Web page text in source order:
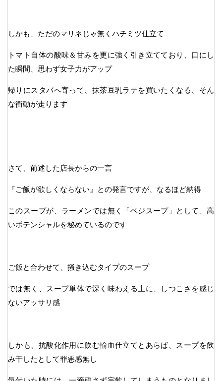
しかも、ただのマリネじゃ無くハチミツ仕立て
トマト自体の酸味＆甘みを更に強く引き立てており、口にし
た瞬間、思わず女子力がアップ
帰りにスタバへ寄って、抹茶豆乳ラテを買いたくなる、そん
な衝動が走ります
さて、前述した店長からの一言
『ご飯が欲しくならない』との発言ですが、なるほど納得
このスープが、ラーメンでは無く「ベジスープ」として、高
いポテンシャルを秘めているのです
ご飯と合わせて、掻き込むタイプのスープ
では無く、スープ単体で深く味わえる上に、しつこさを感じ
ないアッサリ感
しかも、抗酸化作用に飲む輸血仕立てとあらば、スープを飲
み干したとして罪悪感無し